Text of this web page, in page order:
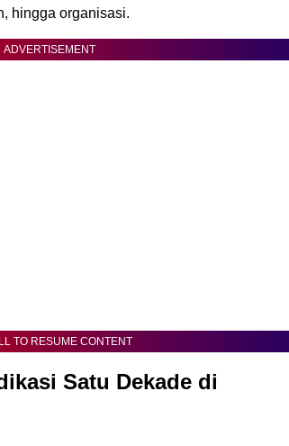
hingga organisasi.
ADVERTISEMENT
TO RESUME CONTENT
Satu Dekade di